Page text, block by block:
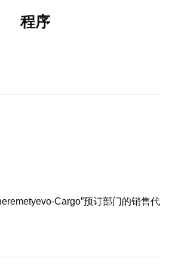
程序
Cargo”预订部门的销售代